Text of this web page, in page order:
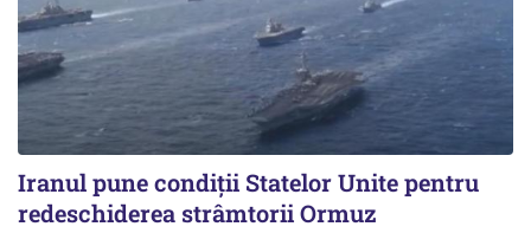
Iranul pune condiții Statelor Unite pentru
redeschiderea strâmtorii Ormuz